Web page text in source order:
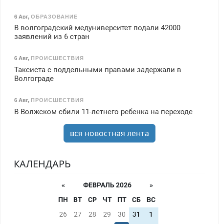
6 Авг, ОБРАЗОВАНИЕ
В волгоградский медуниверситет подали 42000
заявлений из 6 стран
6 Авг, ПРОИСШЕСТВИЯ
Таксиста с поддельными правами задержали в
Волгограде
6 Авг, ПРОИСШЕСТВИЯ
В Волжском сбили 11-летнего ребенка на переходе
вся новостная лента
КАЛЕНДАРЬ
« ФЕВРАЛЬ 2026
»
ПН
ВТ СР ЧТ ПТ СБ
ВС
26
27 28 29 30 31
1